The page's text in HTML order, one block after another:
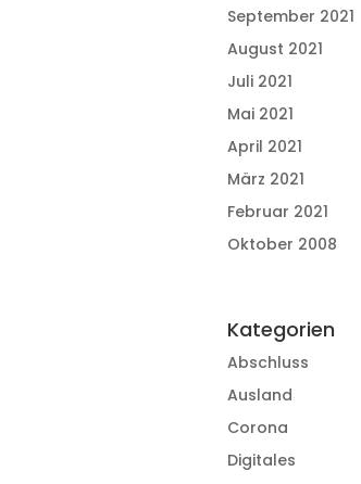
September 2021
August 2021
Juli 2021
Mai 2021
April 2021
März 2021
Februar 2021
Oktober 2008
Kategorien
Abschluss
Ausland
Corona
Digitales